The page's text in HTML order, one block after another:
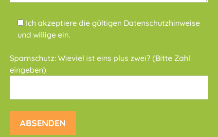
Ich akzeptiere die gültigen Datenschutzhinweise
und willige ein.
Spamschutz: Wieviel ist eins plus zwei? (Bitte Zahl
eingeben)